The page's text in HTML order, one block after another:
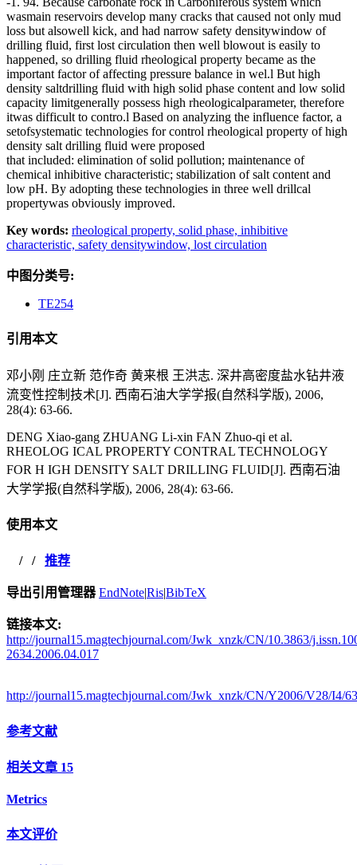
wasmain reservoirs develop many cracks that caused not only mud
loss but alsowell kick, and had narrow safety densitywindow of
drilling fluid, first lost circulation then well blowout is easily to
happened, so drilling fluid rheological property became as the
important factor of affecting pressure balance in wel.l But high
density saltdrilling fluid with high solid phase content and low solid
capacity limitgenerally possess high rheologicalparameter, therefore
itwas difficult to contro.l Based on analyzing the influence factor, a
setofsystematic technologies for control rheological property of high
density salt drilling fluid were proposed
that included: elimination of solid pollution; maintenance of
chemical inhibitive characteristic; stabilization of salt content and
low pH. By adopting these technologies in three well drillcal
propertywas obviously improved.
Key words: rheological property, solid phase, inhibitive
characteristic, safety densitywindow, lost circulation
中图分类号:
TE254
引用本文
邓小刚 庄立新 范作奇 黄来根 王洪志. 深井高密度盐水钻井液
流变性控制技术[J]. 西南石油大学学报(自然科学版), 2006,
28(4): 63-66.
DENG Xiao-gang ZHUANG Li-xin FAN Zhuo-qi et al.
RHEOLOG ICAL PROPERTY CONTRAL TECHNOLOGY
FOR H IGH DENSITY SALT DRILLING FLUID[J]. 西南石油
大学学报(自然科学版), 2006, 28(4): 63-66.
使用本文
/ / 推荐
导出引用管理器 EndNote|Ris|BibTeX
链接本文:
http://journal15.magtechjournal.com/Jwk_xnzk/CN/10.3863/
2634.2006.04.017
http://journal15.magtechjournal.com/Jwk_xnzk/CN/Y2006/V28/I4/63
参考文献
相关文章 15
Metrics
本文评价